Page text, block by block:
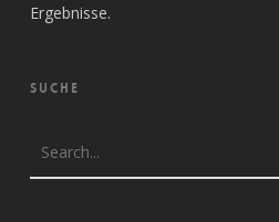
Ergebnisse.
SUCHE